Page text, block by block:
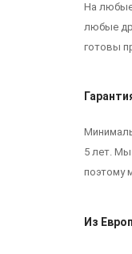
На любые
любые
готовы
5 лет. Мы
поэтому
Из